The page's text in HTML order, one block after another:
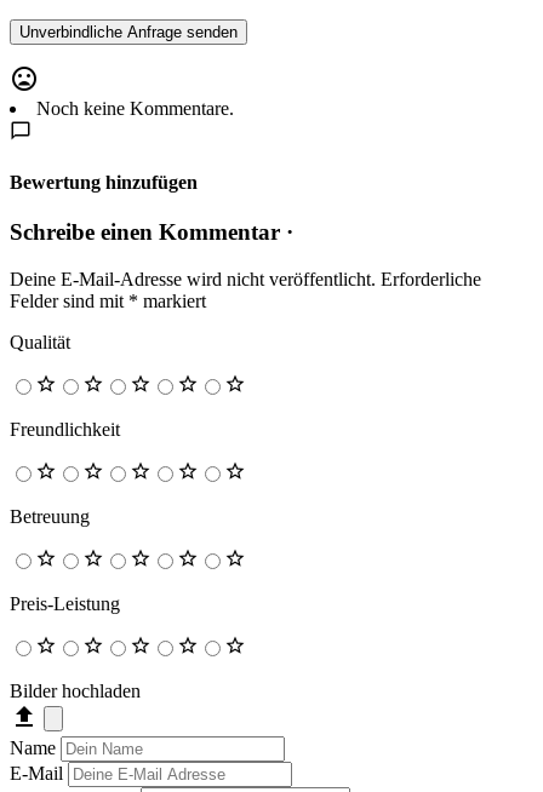
Noch keine Kommentare.
Bewertung hinzufügen
Schreibe einen Kommentar ·
Deine E-Mail-Adresse wird nicht veröffentlicht. Erforderliche
Felder sind mit * markiert
Qualität
Freundlichkeit
Betreuung
Preis-Leistung
Bilder hochladen
Name
E-Mail